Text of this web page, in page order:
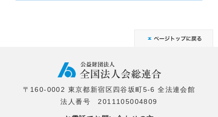
〒160-0002 東京都新宿区四谷坂町5-6 全法連会館
法人番号 2011105004809